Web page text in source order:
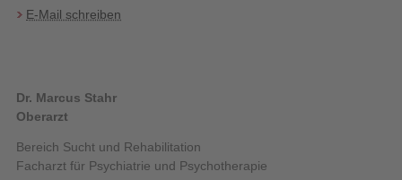
E-Mail schreiben
Dr. Marcus Stahr
Oberarzt
Bereich Sucht und Rehabilitation
Facharzt für Psychiatrie und Psychotherapie